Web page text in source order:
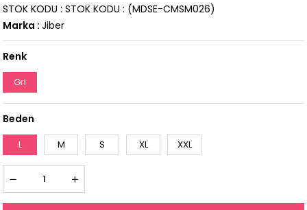
(MDSE-CMSM026)
STOK KODU
STOK KODU
Marka : Jiber
Renk
Gri
Beden
L M S XL XXL